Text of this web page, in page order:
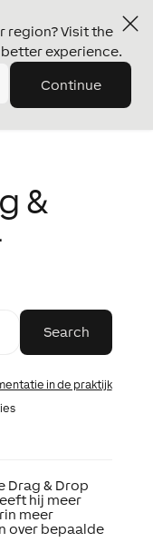
region? Visit the
experience.
Continue
&
in de praktijk
Drag & Drop
hij meer
meer
over bepaalde